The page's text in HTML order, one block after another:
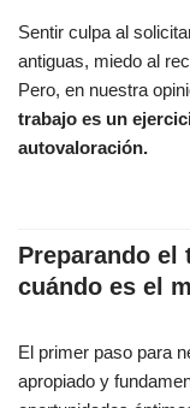
Sentir culpa al
antiguas, miedo al
Pero, en nuestra
trabajo es un
autovaloración.
Preparando el
cuándo es el
El primer paso para
apropiado y